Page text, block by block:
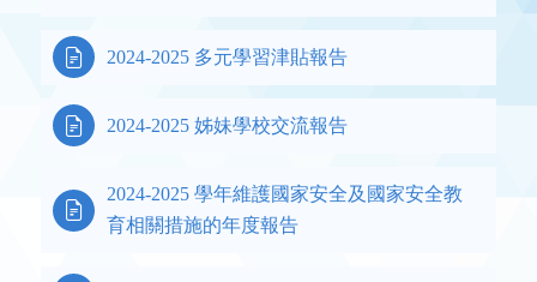
 2024-2025 多元學習津貼報告
 2024-2025 姊妹學校交流報告

2024-2025 學年維護國家安全及國家安全教
育相關措施的年度報告